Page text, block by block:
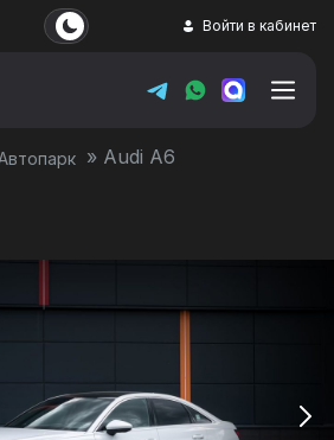
Войти в кабинет
» Audi A6